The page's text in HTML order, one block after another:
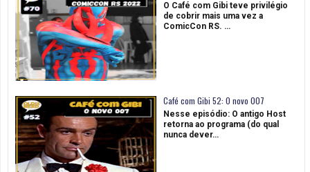
O Café com Gibi teve privilégio
de cobrir mais uma vez a
ComicCon RS. …
Café com Gibi 52: O novo 007
Nesse episódio: O antigo Host
retorna ao programa (do qual
nunca dever…